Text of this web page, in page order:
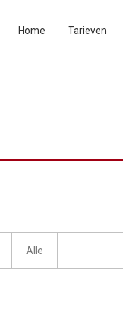
Home Tarieven
Alle